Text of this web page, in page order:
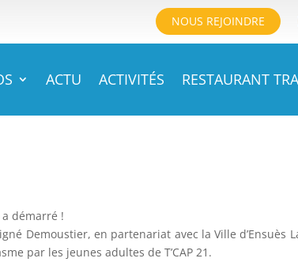
NOUS REJOINDRE
ACTU ACTIVITÉS RESTAURANT
a démarré !
Demoustier, en partenariat avec la Ville d’Ensuès
par les jeunes adultes de T’CAP 21.